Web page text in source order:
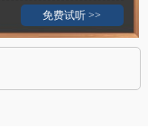
免费试听 >>